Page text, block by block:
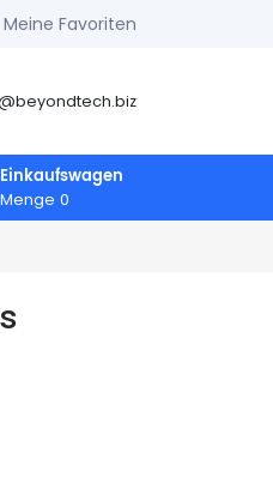
Meine Favoriten
Einkaufswagen
Menge 0